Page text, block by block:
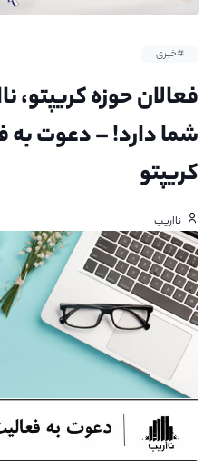
#خبری
فعالان حوزه کریپتو،
شما دارد! – دعوت به
کریپتو
نااریب